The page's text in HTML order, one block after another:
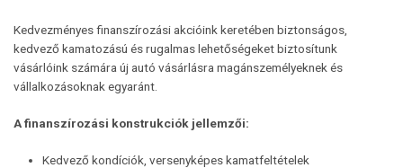
Kedvezményes finanszírozási akcióink keretében biztonságos,
kedvező kamatozású és rugalmas lehetőségeket biztosítunk
vásárlóink számára új autó vásárlásra magánszemélyeknek és
vállalkozásoknak egyaránt.
A finanszírozási konstrukciók jellemzői:
Kedvező kondíciók, versenyképes kamatfeltételek